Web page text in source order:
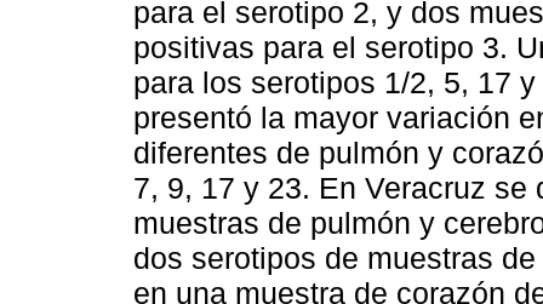
para el serotipo 2, y dos
positivas para el serotipo 3.
para los serotipos 1/2, 5, 17
presentó la mayor variación
diferentes de pulmón y
7, 9, 17 y 23. En Veracruz
muestras de pulmón y
dos serotipos de muestras
en una muestra de corazón